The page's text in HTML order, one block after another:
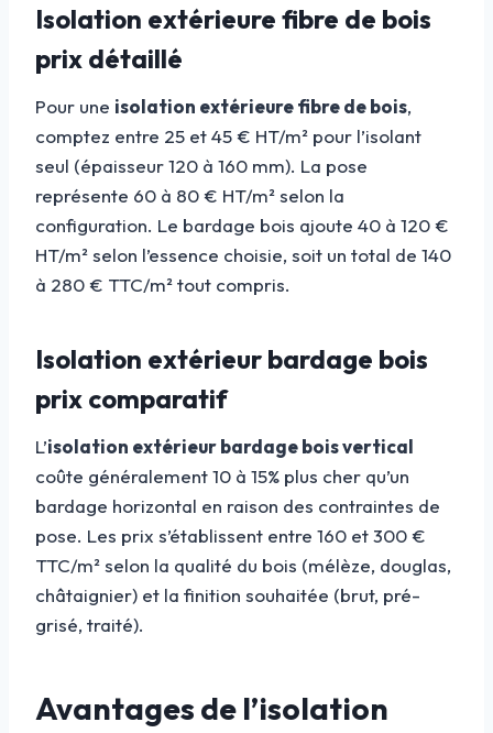
Isolation extérieure fibre de bois
prix détaillé
Pour une isolation extérieure fibre de bois,
comptez entre 25 et 45 € HT/m² pour l’isolant
seul (épaisseur 120 à 160 mm). La pose
représente 60 à 80 € HT/m² selon la
configuration. Le bardage bois ajoute 40 à 120 €
HT/m² selon l’essence choisie, soit un total de 140
à 280 € TTC/m² tout compris.
Isolation extérieur bardage bois
prix comparatif
L’isolation extérieur bardage bois vertical
coûte généralement 10 à 15% plus cher qu’un
bardage horizontal en raison des contraintes de
pose. Les prix s’établissent entre 160 et 300 €
TTC/m² selon la qualité du bois (mélèze, douglas,
châtaignier) et la finition souhaitée (brut, pré-
grisé, traité).
Avantages de l’isolation